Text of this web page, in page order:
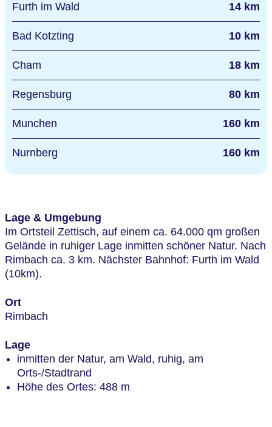
Furth im Wald 14 km
Bad Kotzting 10 km
Cham 18 km
Regensburg 80 km
Munchen 160 km
Nurnberg 160 km
Lage & Umgebung
Im Ortsteil Zettisch, auf einem ca. 64.000 qm großen
Gelände in ruhiger Lage inmitten schöner Natur. Nach
Rimbach ca. 3 km. Nächster Bahnhof: Furth im Wald
(10km).
Ort
Rimbach
Lage
inmitten der Natur, am Wald, ruhig, am
Orts-/Stadtrand
Höhe des Ortes: 488 m